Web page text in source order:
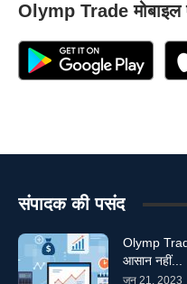
Olymp Trade मोबाइल
संपादक की पसंद
Olymp
आसान नहीं...
जून 21, 2023